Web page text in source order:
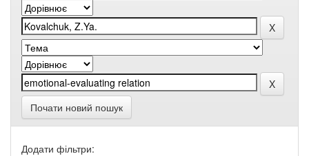
Почати новий пошук
Додати фільтри: